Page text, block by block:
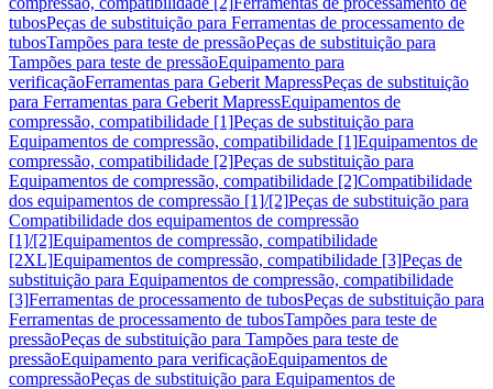
tubosPeças de substituição para Ferramentas de processamento de
tubosTampões para teste de pressãoPeças de substituição para
Tampões para teste de pressãoEquipamento para
verificaçãoFerramentas para Geberit MapressPeças de substituição
para Ferramentas para Geberit MapressEquipamentos de
compressão, compatibilidade [1]Peças de substituição para
Equipamentos de compressão, compatibilidade [1]Equipamentos de
compressão, compatibilidade [2]Peças de substituição para
Equipamentos de compressão, compatibilidade [2]Compatibilidade
dos equipamentos de compressão [1]/[2]Peças de substituição para
Compatibilidade dos equipamentos de compressão
[1]/[2]Equipamentos de compressão, compatibilidade
[2XL]Equipamentos de compressão, compatibilidade [3]Peças de
substituição para Equipamentos de compressão, compatibilidade
[3]Ferramentas de processamento de tubosPeças de substituição para
Ferramentas de processamento de tubosTampões para teste de
pressãoPeças de substituição para Tampões para teste de
pressãoEquipamento para verificaçãoEquipamentos de
compressãoPeças de substituição para Equipamentos de